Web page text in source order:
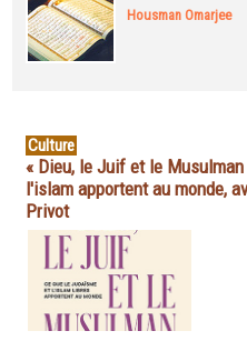
Housman Omarjee
Culture
« Dieu, le Juif et le
l'islam apportent au monde,
Privot